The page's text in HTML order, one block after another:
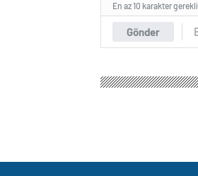
Gönder
En az 10 karakter gerekli